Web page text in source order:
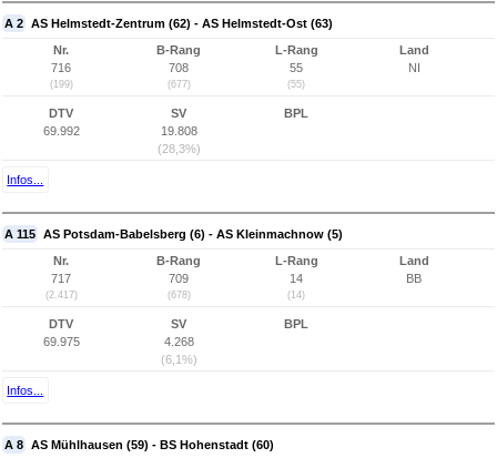
A 2 AS Helmstedt-Zentrum (62) - AS Helmstedt-Ost (63)
Nr.
716
(199)
B-Rang
708
(677)
L-Rang
55
(55)
Land
NI
DTV
69.992
SV
19.808
(28,3%)
BPL
Infos...
A 115 AS Potsdam-Babelsberg (6) - AS Kleinmachnow (5)
Nr.
717
(2.417)
B-Rang
709
(678)
L-Rang
14
(14)
Land
BB
DTV
69.975
SV
4.268
(6,1%)
BPL
Infos...
A 8 AS Mühlhausen (59) - BS Hohenstadt (60)